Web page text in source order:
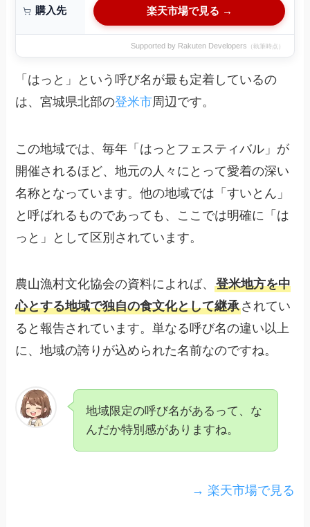
購入先 楽天市場で見る →
Supported by Rakuten Developers （執筆時点）
「はっと」という呼び名が最も定着しているの
は、宮城県北部の登米市周辺です。
この地域では、毎年「はっとフェスティバル」が
開催されるほど、地元の人々にとって愛着の深い
名称となっています。他の地域では「すいとん」
と呼ばれるものであっても、ここでは明確に「は
っと」として区別されています。
農山漁村文化協会の資料によれば、登米地方を中
心とする地域で独自の食文化として継承されてい
ると報告されています。単なる呼び名の違い以上
に、地域の誇りが込められた名前なのですね。
地域限定の呼び名があるって、な
んだか特別感がありますね。
→ 楽天市場で見る